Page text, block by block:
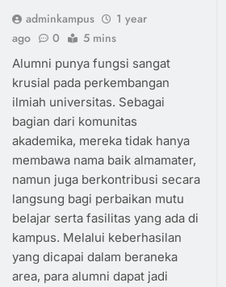
adminkampus
1 year
ago
0 5 mins
Alumni punya fungsi sangat
krusial pada perkembangan
ilmiah universitas. Sebagai
bagian dari komunitas
akademika, mereka tidak hanya
membawa nama baik almamater,
namun juga berkontribusi secara
langsung bagi perbaikan mutu
belajar serta fasilitas yang ada di
kampus. Melalui keberhasilan
yang dicapai dalam beraneka
area, para alumni dapat jadi